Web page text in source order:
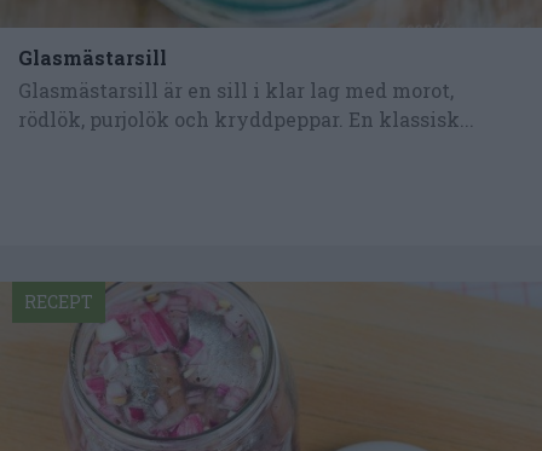
Glasmästarsill
Glasmästarsill är en sill i klar lag med morot,
rödlök, purjolök och kryddpeppar. En klassisk...
RECEPT